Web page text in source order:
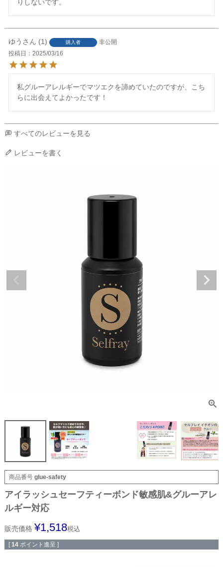
ゆう 1 購入者
非公開
投稿日
2025/03/16
私グルーアレルギーでマツエクを諦めていたのですが、こち
らに出会えてよかったです！
すべてのレビューを見る
レビューを書く
商品番号 glue-safety
アイラッシュセーフティーボンド敏感肌&グルーアレ
ルギー対応
販売価格 ¥1,518税込
[ 14 ポイント進呈 ]